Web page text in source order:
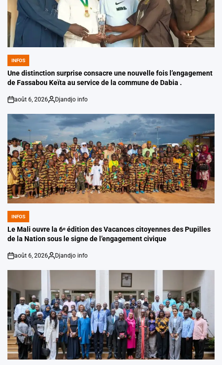
POSTED
IN
INFOS
Une distinction surprise consacre une nouvelle fois l’engagement
de Fassabou Keïta au service de la commune de Dabia .
on
août 6, 2026
Posted
Djandjo info
POSTED
IN
INFOS
Le Mali ouvre la 6ᵉ édition des Vacances citoyennes des Pupilles
de la Nation sous le signe de l’engagement civique
on
août 6, 2026
Posted
Djandjo info